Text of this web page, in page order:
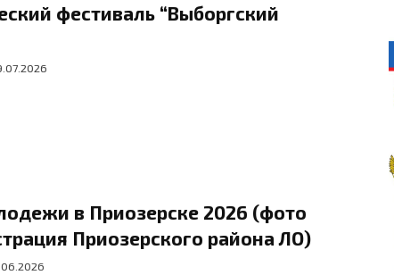
фестиваль “Выборгский
в Приозерске 2026 (фото
Приозерского района ЛО)